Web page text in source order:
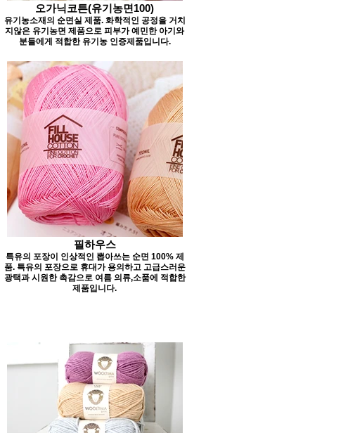
오가닉코튼(유기농면100)
유기농소재의 순면실 제품. 화학적인 공정을 거치
지않은 유기농면 제품으로 피부가 예민한 아기와
분들에게 적합한 유기농 인증제품입니다.
필하우스
특유의 포장이 인상적인 뽑아쓰는 순면 100% 제
품. 특유의 포장으로 휴대가 용의하고 고급스러운
광택과 시원한 촉감으로 여름 의류,소품에 적합한
제품입니다.